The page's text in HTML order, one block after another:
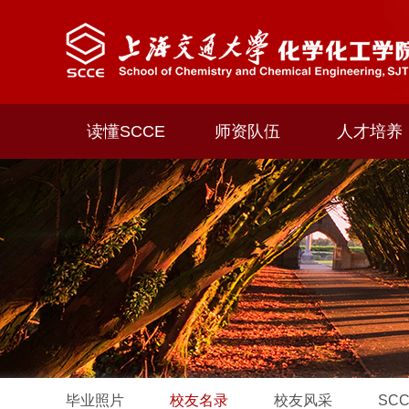
读懂SCCE 师资队伍 人才培养
毕业照片 校友名录 校友风采